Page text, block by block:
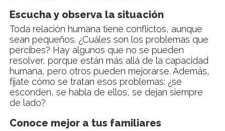
Escucha y observa la situación
Toda relación humana tiene conflictos, aunque
sean pequeños. ¿Cuáles son los problemas que
percibes? Hay algunos que no se pueden
resolver, porque están más allá de la capacidad
humana, pero otros pueden mejorarse. Además,
fíjate cómo se tratan esos problemas: ¿se
esconden, se habla de ellos, se dejan siempre
de lado?
Conoce mejor a tus familiares